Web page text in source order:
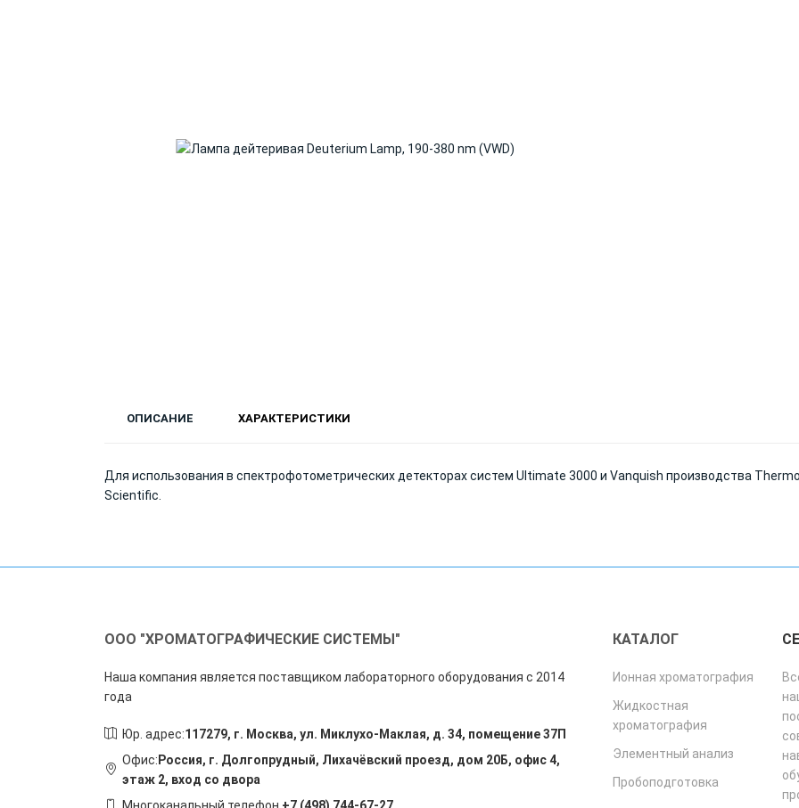
ОПИСАНИЕ ХАРАКТЕРИСТИКИ
Для использования в спектрофотометрических детекторах систем Ultimate 3000 и Vanquish производства
Scientific.
ООО "ХРОМАТОГРАФИЧЕСКИЕ СИСТЕМЫ"
Наша компания является поставщиком лабораторного оборудования с 2014
года
Юр. адрес:117279, г. Москва, ул. Миклухо-Маклая, д. 34, помещение 37П
Офис: Россия, г. Долгопрудный, Лихачёвский проезд, дом 20Б, офис 4,
этаж 2, вход со двора
КАТАЛОГ
Ионная хроматография
Жидкостная
хроматография
Элементный анализ
Пробоподготовка